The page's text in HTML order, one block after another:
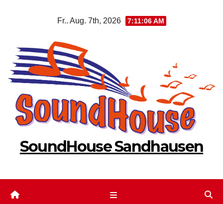
Fr.. Aug. 7th, 2026 7:11:07 AM
SoundHouse Sandhausen